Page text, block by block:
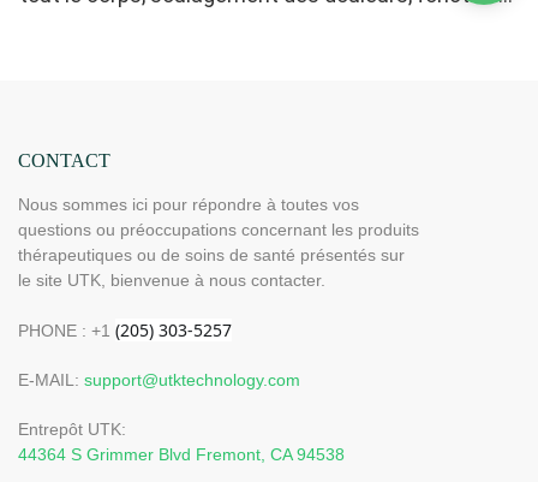
CONTACT
Nous sommes ici pour répondre à toutes vos
questions ou préoccupations concernant les produits
thérapeutiques ou de soins de santé présentés sur
le site UTK, bienvenue à nous contacter.
PHONE : +1
E-MAIL: support@utktechnology.com
Entrepôt UTK:
44364 S Grimmer Blvd Fremont, CA 94538